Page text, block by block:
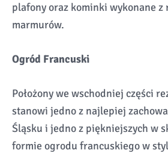
plafony oraz kominki wykonane z
marmurów.
Ogród Francuski
Położony we wschodniej części
stanowi jedno z najlepiej
Śląsku i jedno z piękniejszych w
formie ogrodu francuskiego w